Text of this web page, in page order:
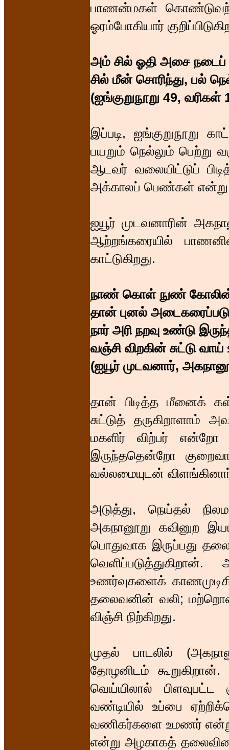
பாணன்மகள்
ஓரம்போகியார்
அம் சில் ஓதி அசை
சில் மீன் சொரிந்து, பல்
(ஐங்குறுநூறு 49, வரிகள்
இப்படி, ஐங்குறுநூறு
பயறும் நெல்லும் பெற்று
ஆடவர் வலையிட்டுப்
அக்காலப் பெண்கள் என்று
ஐயூர் முடவனாரின்
ஆற்றங்கரையில்
காட்டுகிறது.
நாண் கொள் நுண்
தான் புனல்
நார் அரி நறவு உண்டு
வஞ்சி விறகின் சுட்டு வாய்
(ஐயூர் முடவனார்,
தான் பிடித்த மீனைக்
சுட்டுத்
மகளிர் விற்பர் என்றோ
இருந்ததென்றோ
வல்லமையுடன்
அடுத்து, நெய்தல்
அகநானூறு கவினுற
பொதுவாக இருப்பது
உணர்வுகளைக்
தலைவனின் வலி;
விஞ்சி நிற்கிறது.
முதல் பாடலில்
தோழனிடம்
வெய்யிலால்
வண்டியில் உப்பை
வணிகர்களை உமணர்
என்று அழகாகத்